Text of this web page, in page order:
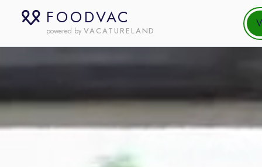
FOODVAC
powered by VACATURELAND